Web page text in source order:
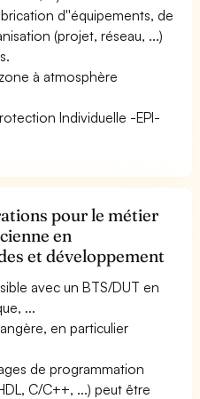
d''équipements, de
(projet, réseau, ...)
à atmosphère
Individuelle -EPI-
pour le métier
en
et développement
avec un BTS/DUT en
...
en particulier
de programmation
C/C++, ...) peut être